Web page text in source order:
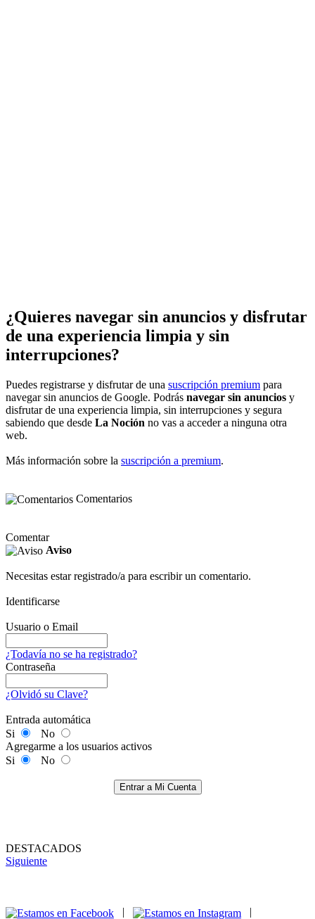
¿Quieres navegar sin anuncios y disfrutar
de una experiencia limpia y sin
interrupciones?
Puedes registrarse y disfrutar de una suscripción premium para
navegar sin anuncios de Google. Podrás navegar sin anuncios y
disfrutar de una experiencia limpia, sin interrupciones y segura
sabiendo que desde La Noción no vas a acceder a ninguna otra
web.
Más información sobre la suscripción a premium.
Comentarios
Comentar
Aviso
Necesitas estar registrado/a para escribir un comentario.
Identificarse
Usuario o Email
¿Todavía no se ha registrado?
Contraseña
¿Olvidó su Clave?
Entrada automática
Si
No
Agregarme a los usuarios activos
Si
No
Entrar a Mi Cuenta
DESTACADOS
Siguiente